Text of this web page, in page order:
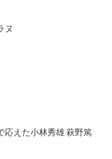
ヌ
応えた小林秀雄 萩野篤